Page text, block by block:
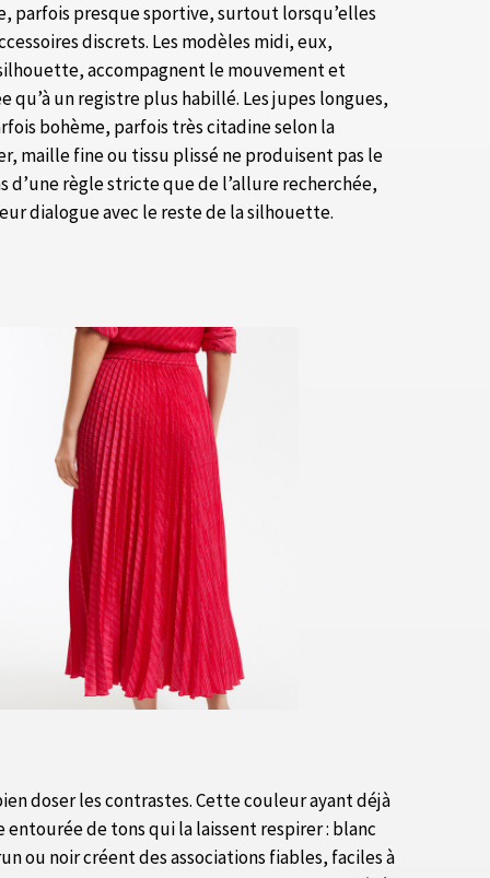
parfois presque sportive, surtout lorsqu’elles
discrets. Les modèles midi, eux,
accompagnent le mouvement et
qu’à un registre plus habillé. Les jupes longues,
bohème, parfois très citadine selon la
maille fine ou tissu plissé ne produisent pas le
règle stricte que de l’allure recherchée,
dialogue avec le reste de la silhouette.
doser les contrastes. Cette couleur ayant déjà
de tons qui la laissent respirer : blanc
ou noir créent des associations fiables, faciles à